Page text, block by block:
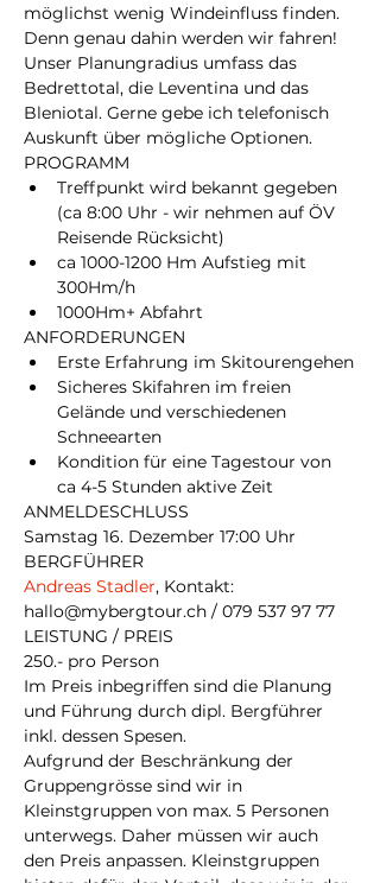
möglichst wenig Windeinfluss finden.
Denn genau dahin werden wir fahren!
Unser Planungradius umfass das
Bedrettotal, die Leventina und das
Bleniotal. Gerne gebe ich telefonisch
Auskunft über mögliche Optionen.
PROGRAMM
Treffpunkt wird bekannt gegeben
(ca 8:00 Uhr - wir nehmen auf ÖV
Reisende Rücksicht)
ca 1000-1200 Hm Aufstieg mit
300Hm/h
1000Hm+ Abfahrt
ANFORDERUNGEN
Erste Erfahrung im Skitourengehen
Sicheres Skifahren im freien
Gelände und verschiedenen
Schneearten
Kondition für eine Tagestour von
ca 4-5 Stunden aktive Zeit
ANMELDESCHLUSS
Samstag 16. Dezember 17:00 Uhr
BERGFÜHRER
Andreas Stadler, Kontakt:
hallo@mybergtour.ch / 079 537 97 77
LEISTUNG / PREIS
250.- pro Person
Im Preis inbegriffen sind die Planung
und Führung durch dipl. Bergführer
inkl. dessen Spesen.
Aufgrund der Beschränkung der
Gruppengrösse sind wir in
Kleinstgruppen von max. 5 Personen
unterwegs. Daher müssen wir auch
den Preis anpassen. Kleinstgruppen